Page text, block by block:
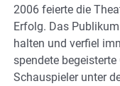
2006 feierte die
Erfolg. Das
halten und verfiel
spendete
Schauspieler unter